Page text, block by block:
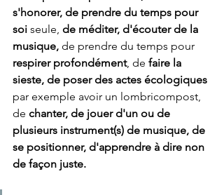
s'honorer, de prendre du temps pour
soi seule, de méditer, d'écouter de la
musique, de prendre du temps pour
respirer profondément, de faire la
sieste, de poser des actes écologiques
par exemple avoir un lombricompost,
de chanter, de jouer d'un ou de
plusieurs instrument(s) de musique, de
se positionner, d'apprendre à dire non
de façon juste.